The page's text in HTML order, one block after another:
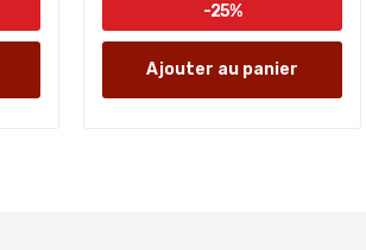
-25%
Ajouter au panier